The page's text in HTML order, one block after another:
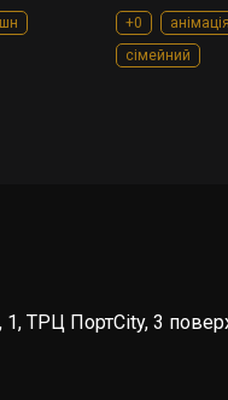
+0 анімація
сімейний
ТРЦ ПортCity, 3